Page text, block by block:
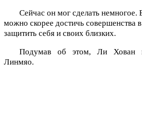
Сейчас он мог сделать
можно скорее достичь совершенства
защитить себя и своих близких.
Подумав об этом, Ли Хован
Линмяо.